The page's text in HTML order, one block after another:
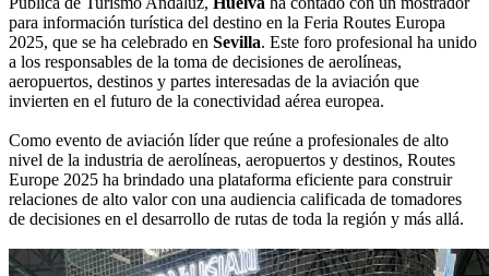
para información turística del destino en la Feria Routes Europa
2025, que se ha celebrado en Sevilla. Este foro profesional ha unido
a los responsables de la toma de decisiones de aerolíneas,
aeropuertos, destinos y partes interesadas de la aviación que
invierten en el futuro de la conectividad aérea europea.
Como evento de aviación líder que reúne a profesionales de alto
nivel de la industria de aerolíneas, aeropuertos y destinos, Routes
Europe 2025 ha brindado una plataforma eficiente para construir
relaciones de alto valor con una audiencia calificada de tomadores
de decisiones en el desarrollo de rutas de toda la región y más allá.